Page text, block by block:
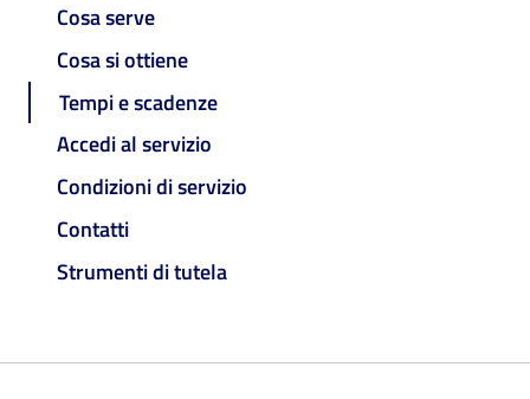
Cosa serve
Cosa si ottiene
Tempi e scadenze
Accedi al servizio
Condizioni di servizio
Contatti
Strumenti di tutela